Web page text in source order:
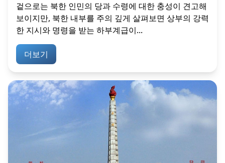
겉으로는 북한 인민의 당과 수령에 대한 충성이 견고해
보이지만, 북한 내부를 주의 깊게 살펴보면 상부의 강력
한 지시와 명령을 받는 하부계급이...
더보기